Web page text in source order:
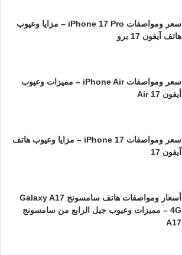
سعر ومواصفات iPhone 17 Pro – مزايا وعيوب
هاتف آيفون 17 برو
سعر ومواصفات iPhone Air – مميزات وعيوب
أيفون 17 Air
سعر ومواصفات iPhone 17 – مزايا وعيوب هاتف
آيفون 17
أسعار ومواصفات هاتف سامسونج Galaxy A17
4G – مميزات وعيوب جيل الرابع من سامسونج
A17